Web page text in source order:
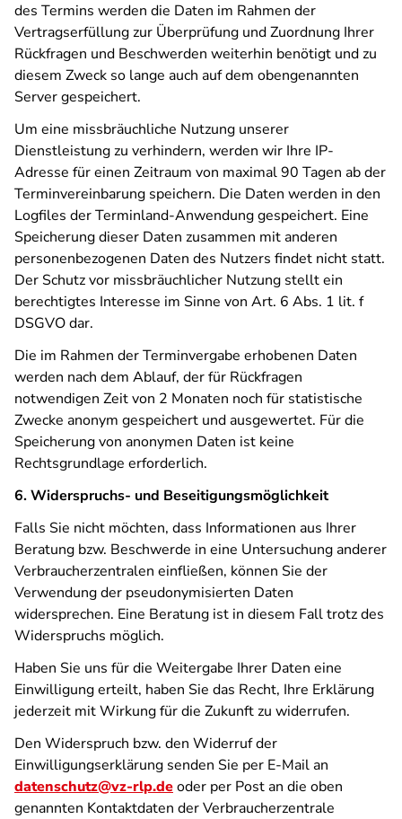
des Termins werden die Daten im Rahmen der
Vertragserfüllung zur Überprüfung und Zuordnung Ihrer
Rückfragen und Beschwerden weiterhin benötigt und zu
diesem Zweck so lange auch auf dem obengenannten
Server gespeichert.
Um eine missbräuchliche Nutzung unserer
Dienstleistung zu verhindern, werden wir Ihre IP-
Adresse für einen Zeitraum von maximal 90 Tagen ab der
Terminvereinbarung speichern. Die Daten werden in den
Logfiles der Terminland-Anwendung gespeichert. Eine
Speicherung dieser Daten zusammen mit anderen
personenbezogenen Daten des Nutzers findet nicht statt.
Der Schutz vor missbräuchlicher Nutzung stellt ein
berechtigtes Interesse im Sinne von Art. 6 Abs. 1 lit. f
DSGVO dar.
Die im Rahmen der Terminvergabe erhobenen Daten
werden nach dem Ablauf, der für Rückfragen
notwendigen Zeit von 2 Monaten noch für statistische
Zwecke anonym gespeichert und ausgewertet. Für die
Speicherung von anonymen Daten ist keine
Rechtsgrundlage erforderlich.
6. Widerspruchs- und Beseitigungsmöglichkeit
Falls Sie nicht möchten, dass Informationen aus Ihrer
Beratung bzw. Beschwerde in eine Untersuchung anderer
Verbraucherzentralen einfließen, können Sie der
Verwendung der pseudonymisierten Daten
widersprechen. Eine Beratung ist in diesem Fall trotz des
Widerspruchs möglich.
Haben Sie uns für die Weitergabe Ihrer Daten eine
Einwilligung erteilt, haben Sie das Recht, Ihre Erklärung
jederzeit mit Wirkung für die Zukunft zu widerrufen.
Den Widerspruch bzw. den Widerruf der
Einwilligungserklärung senden Sie per E-Mail an
datenschutz@vz-rlp.deoder per Post an die oben
genannten Kontaktdaten der Verbraucherzentrale